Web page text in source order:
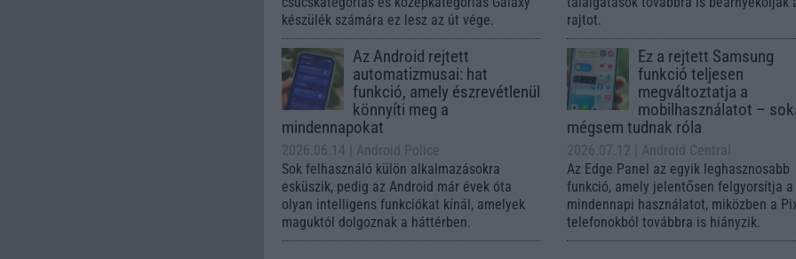
készülék számára ez lesz az út vége.
rajtot.
Az Android rejtett
automatizmusai: hat
funkció, amely észrevétlenül
könnyíti meg a
mindennapokat
2026.06.14
| Android Police
Sok felhasználó külön alkalmazásokra
esküszik, pedig az Android már évek óta
olyan intelligens funkciókat kínál, amelyek
maguktól dolgoznak a háttérben.
Ez a rejtett Samsung
funkció teljesen
megváltoztatja a
mobilhasználatot –
mégsem tudnak róla
2026.07.12
| Android Central
Az Edge Panel az egyik leghasznosabb
funkció, amely jelentősen felgyorsítja a
mindennapi használatot, miközben a
telefonokból továbbra is hiányzik.